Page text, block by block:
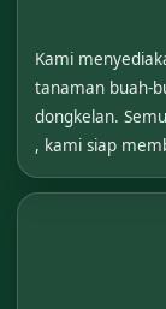
Kami
tanaman buah-
dongkelan.
, kami siap